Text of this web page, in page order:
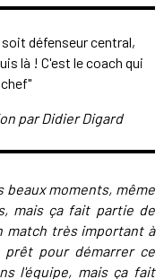
soit défenseur central,
là ! C'est le coach qui
par Didier Digard
beaux moments, même
mais ça fait partie de
match très important à
prêt pour démarrer ce
l'équipe, mais ça fait